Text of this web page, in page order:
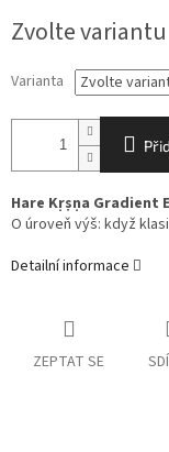
cena:
Zvolte variantu
Varianta
Hare Kṛṣṇa Gradient
O úroveň výš: když
Detailní informace
ZEPTAT SE